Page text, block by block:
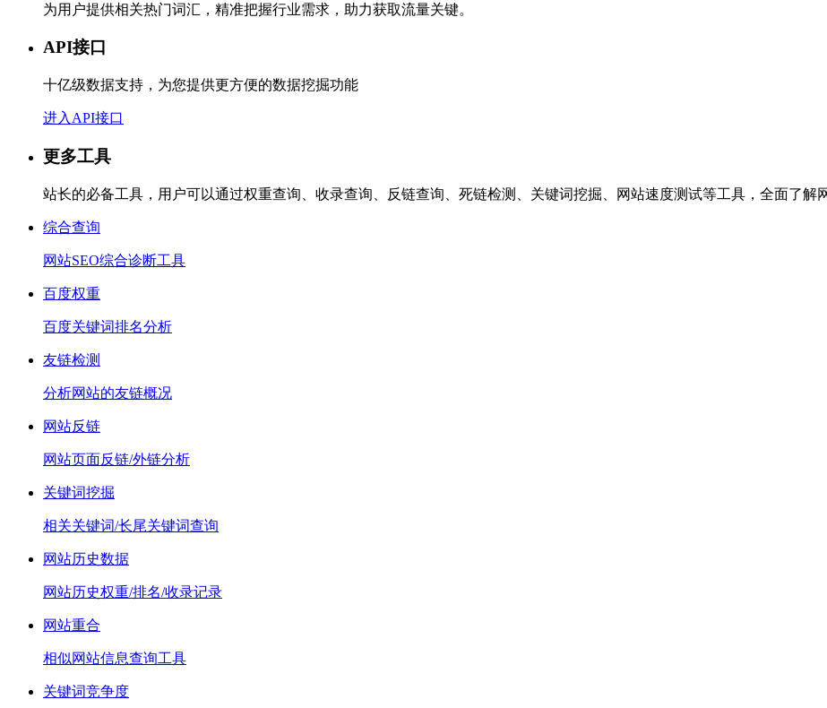
为用户提供相关热门词汇，精准把握行业需求，助力获取流量关键。
API接口
十亿级数据支持，为您提供更方便的数据挖掘功能
进入API接口
更多工具
站长的必备工具，用户可以通过权重查询、收录查询、反链查询、死链检测、关键词挖掘、网站速度测试等工具，全面了解
综合查询
网站SEO综合诊断工具
百度权重
百度关键词排名分析
友链检测
分析网站的友链概况
网站反链
网站页面反链/外链分析
关键词挖掘
相关关键词/长尾关键词查询
网站历史数据
网站历史权重/排名/收录记录
网站重合
相似网站信息查询工具
关键词竞争度